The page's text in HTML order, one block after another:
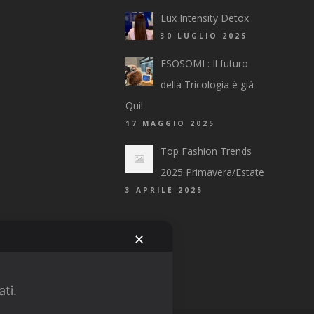
Lux Intensity Detox
30 LUGLIO 2025
ESOSOMI : Il futuro
della Tricologia è già
Qui!
17 MAGGIO 2025
Top Fashion Trends
2025 Primavera/Estate
3 APRILE 2025
✕